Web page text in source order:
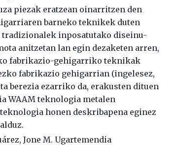
piezak eratzean oinarritzen den
barneko teknikek duten
inposatutako diseinu-
anitzetan lan egin dezaketen arren,
fabrikazio-gehigarriko teknikak
fabrikazio gehigarrian (ingelesez,
berezia ezarriko da, erakusten dituen
WAAM teknologia metalen
honen deskribapena eginez
Jone M. Ugartemendia